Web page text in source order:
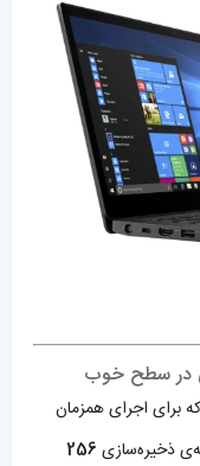
در سطح خوب
برای اجرای همزمان
ذخیره‌سازی 256